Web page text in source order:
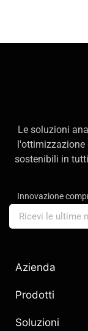
Le soluzioni
l'ottimizzazione
sostenibili in
Innovazione
Azienda
Prodotti
Soluzioni